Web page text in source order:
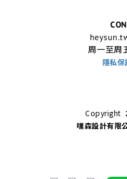
周一至周
隱私保
Copyright
嘿森設計有限